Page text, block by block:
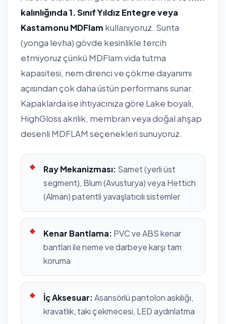
kalınlığında 1. Sınıf Yıldız Entegre veya
Kastamonu MDFlam kullanıyoruz. Sunta
(yonga levha) gövde kesinlikle tercih
etmiyoruz çünkü MDFlam vida tutma
kapasitesi, nem direnci ve çökme dayanımı
açısından çok daha üstün performans sunar.
Kapaklarda ise ihtiyacınıza göre Lake boyalı,
HighGloss akrilik, membran veya doğal ahşap
desenli MDFLAM seçenekleri sunuyoruz.
Ray Mekanizması: Samet (yerli üst
segment), Blum (Avusturya) veya Hettich
(Alman) patentli yavaşlatıcılı sistemler
Kenar Bantlama: PVC ve ABS kenar
bantları ile neme ve darbeye karşı tam
koruma
İç Aksesuar:Asansörlü pantolon askılığı,
kravatlık, takı çekmecesi, LED aydınlatma